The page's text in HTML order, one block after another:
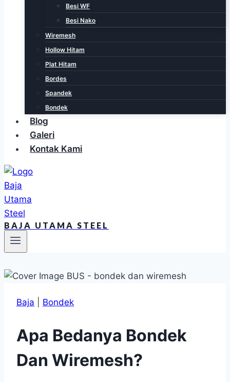
Besi WF
Besi Nako
Wiremesh
Hollow Hitam
Plat Hitam
Bordes
Spandek
Bondek
Blog
Galeri
Kontak Kami
BAJA UTAMA STEEL
Baja Bondek
Apa Bedanya Bondek
Dan Wiremesh?